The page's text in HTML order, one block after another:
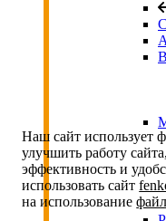
Наш сайт использует
улучшить работу
эффективность и
использовать сайт
на использование